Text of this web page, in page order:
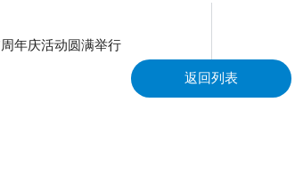
年庆活动圆满举行
返回列表